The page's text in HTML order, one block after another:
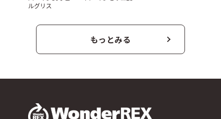
ルグリス
もっとみる